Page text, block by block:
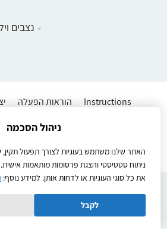
נצבים
Instructions הוראות הפעלה
Ⓒ2026כל הזכויות שמורות
by
ניהול הסכמה
האתר שלנו משתמש בעוגיות לצורך תפעול תקין,
ניתוח סטטיסטי והצגת פרסומות מותאמות
את כל סוגי העוגיות או לדחות אותן. למידע נוסף:
לקבל